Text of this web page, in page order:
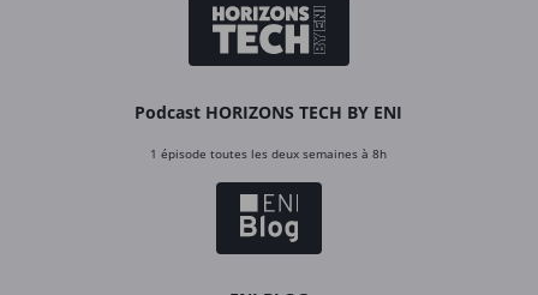
Podcast HORIZONS TECH BY ENI
1 épisode toutes les deux semaines à 8h